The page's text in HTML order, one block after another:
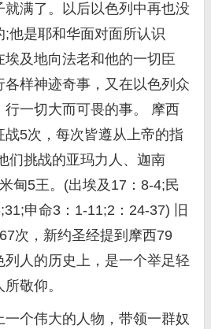
就满了。以后以色列中再也没
他是耶和华面对面所认识
及地向法老和他的一切臣
样神迹奇事，又在以色列众
行一切大而可畏的事。 摩西
5次，每次皆遵从上帝的指
们挑战的亚玛力人、迦南
甸5王。(出埃及17：8-4;民
申命3：1-11;2：24-37) 旧
次，新约圣经提到摩西79
列人的历史上，是一个举足轻
敬仰。
个伟大的人物，带领一群奴